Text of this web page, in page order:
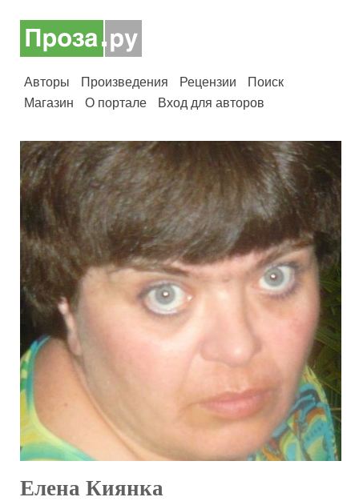
Авторы Произведения Рецензии
Поиск
Магазин
О портале Вход для авторов
Елена Киянка